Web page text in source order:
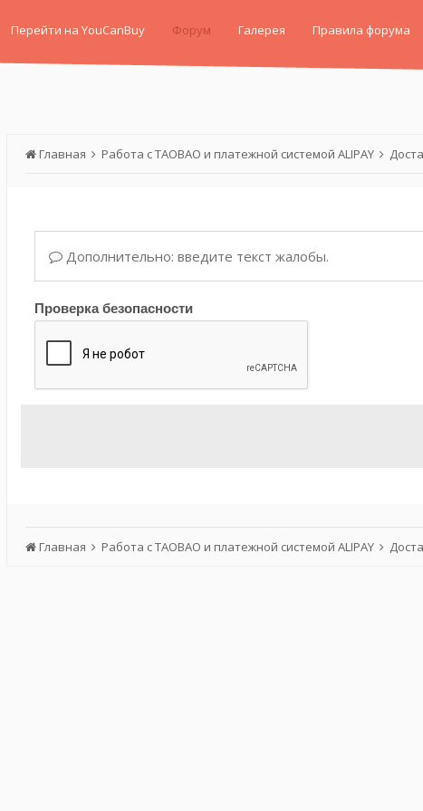
Перейти на YouCanBuy Форум Галерея Правила форума
Главная Работа с TAOBAO и платежной системой ALIPAY
Дополнительно: введите текст жалобы.
Проверка безопасности
Главная Работа с TAOBAO и платежной системой ALIPAY